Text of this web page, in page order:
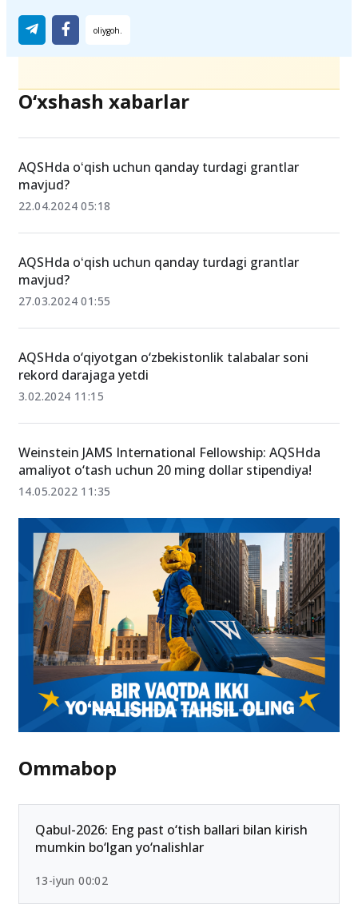
O‘xshash xabarlar
AQSHda oʻqish uchun qanday turdagi grantlar
mavjud?
22.04.2024 05:18
AQSHda oʻqish uchun qanday turdagi grantlar
mavjud?
27.03.2024 01:55
AQSHda o‘qiyotgan o‘zbekistonlik talabalar soni
rekord darajaga yetdi
3.02.2024 11:15
Weinstein JAMS International Fellowship: AQSHda
amaliyot o‘tash uchun 20 ming dollar stipendiya!
14.05.2022 11:35
Ommabop
Qabul-2026: Eng past o‘tish ballari bilan kirish
mumkin bo‘lgan yo‘nalishlar
13-iyun 00:02